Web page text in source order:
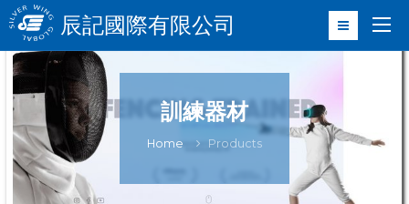
辰記國際有限公司
訓練器材
Home Products